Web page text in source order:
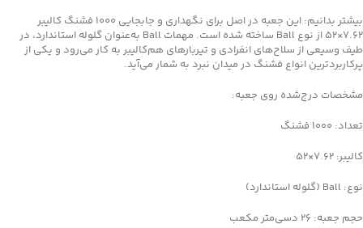
بیشتر بدانیم: این جعبه در اصل برای نگهداری و جابجایی ۱۰۰۰ فشنگ کالیبر
۷.۶۲×۵۲ از نوع Ball ساخته شده است. مهمات Ball به‌عنوان گلوله استاندارد، در
طیف وسیعی از سلاح‌های انفرادی و تیربارهای هم‌کالیبر به کار می‌رود و یکی از
پرکاربردترین انواع فشنگ در میدان نبرد به شمار می‌آید.
مشخصات درج‌شده روی جعبه:
تعداد: ۱۰۰۰ فشنگ
کالیبر: ۷.۶۲×۵۲
نوع: Ball (گلوله استاندارد)
حجم جعبه: ۲۶ دسی‌متر مکعب